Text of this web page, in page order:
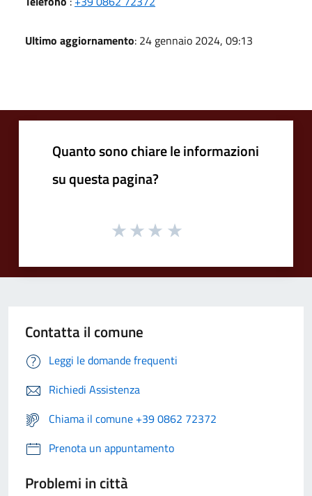
Ultimo aggiornamento: 24 gennaio 2024, 09:13
Quanto sono chiare le informazioni
su questa pagina?
Contatta il comune
Leggi le domande frequenti
Richiedi Assistenza
Chiama il comune +39 0862 72372
Prenota un appuntamento
Problemi in città